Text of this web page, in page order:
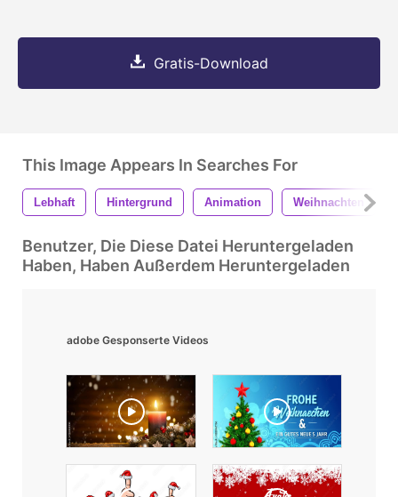
Gratis-Download
This Image Appears In Searches For
Lebhaft Hintergrund Animation Weihnachten
Benutzer, Die Diese Datei Heruntergeladen
Haben, Haben Außerdem Heruntergeladen
adobe Gesponserte Videos